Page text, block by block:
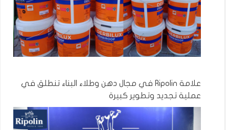
علامة Ripolin في مجال دهن وطلاء البناء تنطلق في
عملية تجديد وتطوير كبيرة